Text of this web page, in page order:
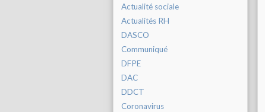
Actualité sociale
Actualités RH
DASCO
Communiqué
DFPE
DAC
DDCT
Coronavirus